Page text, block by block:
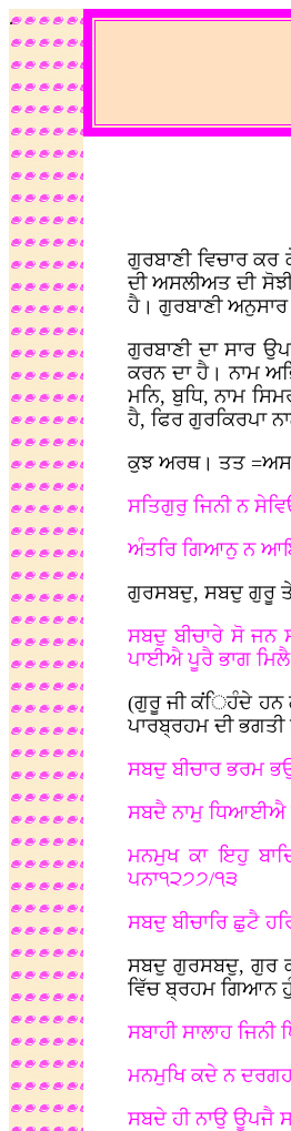
.
ਗੁਰਬਾਣੀ ਵਿਚਾਰ
ਦੀ ਅਸਲੀਅਤ ਦੀ
ਹੈ। ਗੁਰਬਾਣੀ ਅਨੁਸਾਰ
ਗੁਰਬਾਣੀ ਦਾ ਸਾਰ
ਕਰਨ ਦਾ ਹੈ। ਨਾਮ
ਮਨਿ, ਬੁਧਿ, ਨਾਮ
ਹੈ, ਫਿਰ ਗੁਰਕਿਰਪਾ
ਕੁਝ ਅਰਥ। ਤਤ
ਸਤਿਗੁਰੁ ਜਿਨੀ ਨ
ਅੰਤਰਿ ਗਿਆਨੁ ਨ
ਗੁਰਸਬਦੁ, ਸਬਦੁ ਗੁਰੂ ਤੇ
ਸਬਦੁ ਬੀਚਾਰੇ ਸੋ ਜਨ
ਪਾਈਐ ਪੂਰੈ ਭਾਗ
(ਗੁਰੂ ਜੀ ਕਂਿਹੰਦੇ ਹਨ
ਪਾਰਬ੍ਰਹਮ ਦੀ
ਸਬਦੁ ਬੀਚਾਰ ਭਰਮ
ਸਬਦੈ ਨਾਮੁ ਧਿਆਈਐ
ਮਨਮੁਖ ਕਾ ਇਹੁ
ਪਨਾ੧੨੭੭/੧੩
ਸਬਦੁ ਬੀਚਾਰਿ ਛੁਟੈ
ਸਬਦੁ ਗੁਰਸਬਦੁ, ਗੁਰ
ਵਿੱਚ ਬ੍ਰਹਮ ਗਿਆਨ
ਸਬਾਹੀ ਸਾਲਾਹ
ਮਨਮੁਖਿ ਕਦੇ ਨ
ਸਬਦੇ ਹੀ ਨਾਉ ਊਪਜੈ